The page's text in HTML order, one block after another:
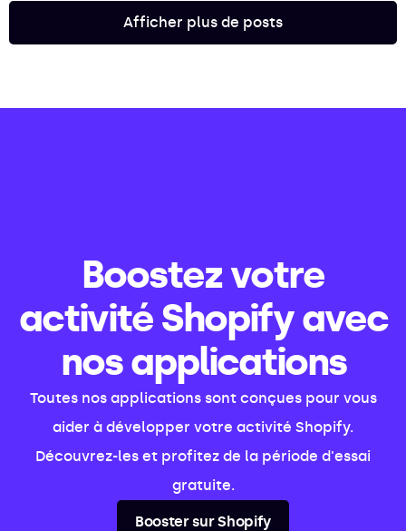
Afficher plus de posts
Boostez votre
activité Shopify avec
nos applications
Toutes nos applications sont conçues pour vous
aider à développer votre activité Shopify.
Découvrez-les et profitez de la période d'essai
gratuite.
Booster sur Shopify